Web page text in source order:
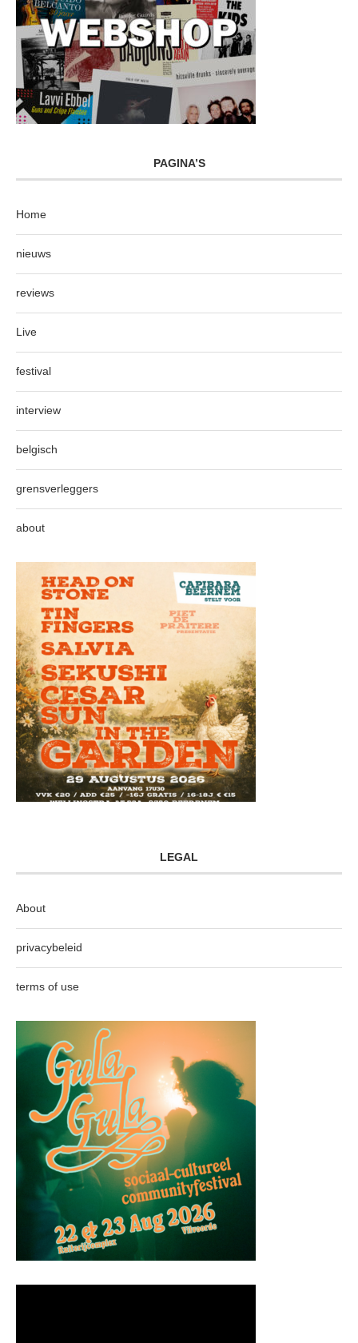
PAGINA’S
Home
nieuws
reviews
Live
festival
interview
belgisch
grensverleggers
about
LEGAL
About
privacybeleid
terms of use